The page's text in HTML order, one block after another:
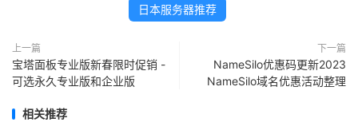
日本服务器推荐
上一篇
宝塔面板专业版新春限时促销 -
可选永久专业版和企业版
下一篇
NameSilo优惠码更新2023
NameSilo域名优惠活动整理
相关推荐